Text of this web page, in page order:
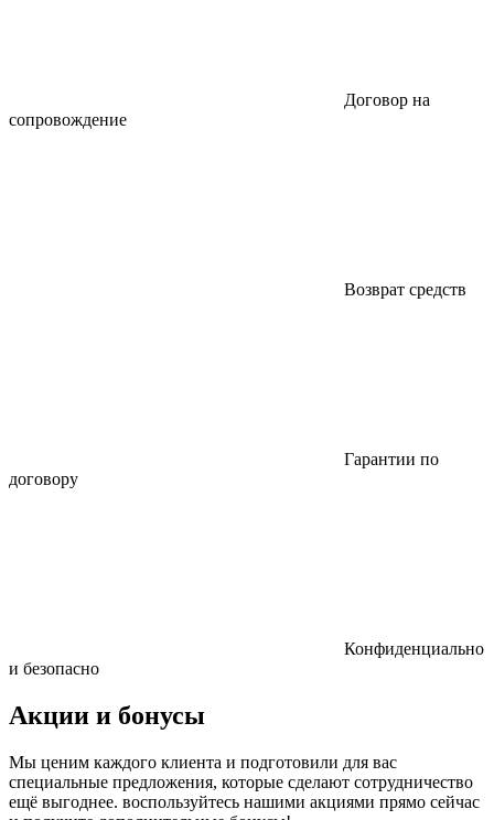
Договор на
сопровождение
Возврат средств
Гарантии по
договору
Конфиденциально
и безопасно
Акции и бонусы
Мы ценим каждого клиента и подготовили для вас
специальные предложения, которые сделают сотрудничество
ещё выгоднее. воспользуйтесь нашими акциями прямо сейчас